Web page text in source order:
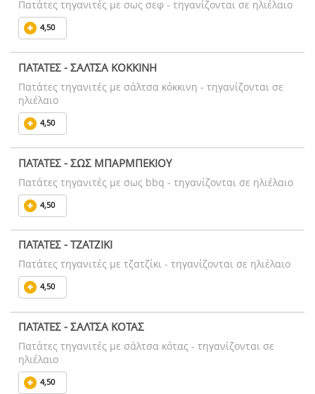
Πατάτες τηγανιτές με σως σεφ - τηγανίζονται σε ηλιέλαιο
4,50
ΠΑΤΑΤΕΣ - ΣΑΛΤΣΑ ΚΟΚΚΙΝΗ
Πατάτες τηγανιτές με σάλτσα κόκκινη - τηγανίζονται σε
ηλιέλαιο
4,50
ΠΑΤΑΤΕΣ - ΣΩΣ ΜΠΑΡΜΠΕΚΙΟΥ
Πατάτες τηγανιτές με σως bbq - τηγανίζονται σε ηλιέλαιο
4,50
ΠΑΤΑΤΕΣ - ΤΖΑΤΖΙΚΙ
Πατάτες τηγανιτές με τζατζίκι - τηγανίζονται σε ηλιέλαιο
4,50
ΠΑΤΑΤΕΣ - ΣΑΛΤΣΑ ΚΟΤΑΣ
Πατάτες τηγανιτές με σάλτσα κότας - τηγανίζονται σε
ηλιέλαιο
4,50